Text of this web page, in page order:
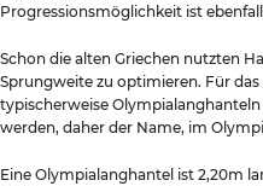
Progressionsmöglichkeit ist
Schon die alten Griechen nutzten
Sprungweite zu optimieren. Für
typischerweise
werden, daher der Name, im
Eine Olympialanghantel ist 2,20m